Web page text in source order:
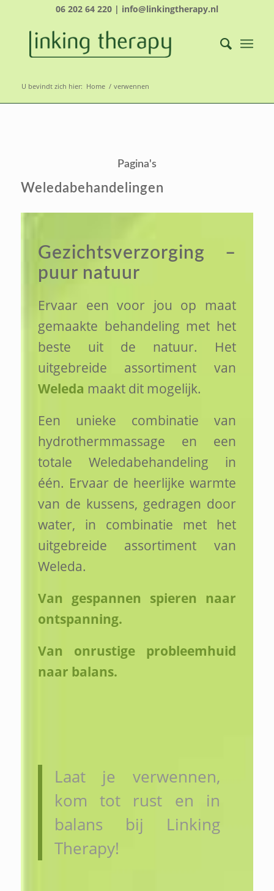
06 202 64 220 | info@linkingtherapy.nl
U bevindt zich hier: Home / verwennen
Pagina's
Weledabehandelingen
Gezichtsverzorging –
puur natuur
Ervaar een voor jou op maat
gemaakte behandeling met het
beste uit de natuur. Het
uitgebreide assortiment van
Weleda maakt dit mogelijk.
Een unieke combinatie van
hydrothermmassage en een
totale Weledabehandeling in
één. Ervaar de heerlijke warmte
van de kussens, gedragen door
water, in combinatie met het
uitgebreide assortiment van
Weleda.
Van gespannen spieren naar
ontspanning.
Van onrustige probleemhuid
naar balans.
Laat je verwennen,
kom tot rust en in
balans bij Linking
Therapy!